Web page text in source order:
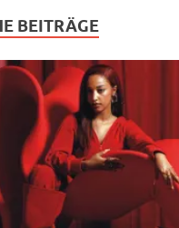
BEITRÄGE